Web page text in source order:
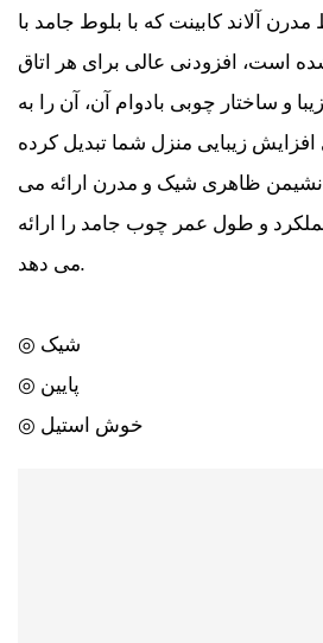
آلاند کابینت که با بلوط جامد با
است، افزودنی عالی برای هر اتاق
و ساختار چوبی بادوام آن، آن را به
زیبایی منزل شما تبدیل کرده
ظاهری شیک و مدرن ارائه می
و طول عمر چوب جامد را ارائه
می دهد.
◎ پایین
◎ خوش استیل